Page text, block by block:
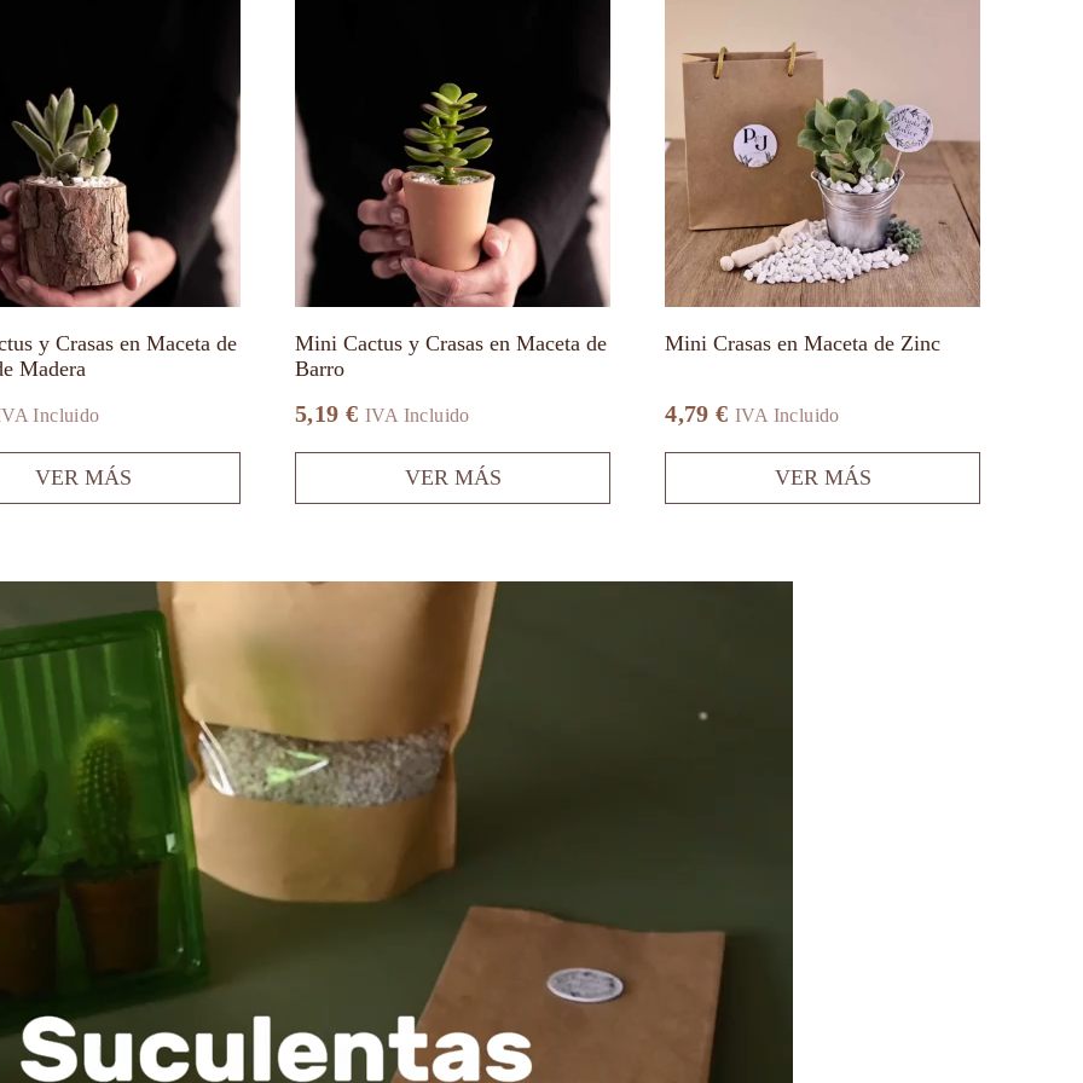
y Crasas en Maceta de
Madera
Incluido
VER MÁS
Mini Cactus y Crasas en Maceta de
Barro
5,19€ IVA Incluido
VER MÁS
variantes.
Las
opciones
se
pueden
elegir
la
página
de
producto
Mini Crasas en Maceta de Zinc
4,79€ IVA Incluido
VER MÁS
múltiples
variantes.
Las
se
pueden
elegir
la
página
de
producto